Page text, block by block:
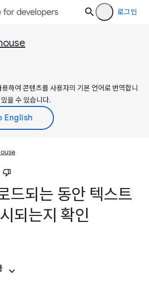
로그인
하여 콘텐츠를 사용자의 기본 언어로 번역합니
을 수 있습니다.
드되는 동안 텍스트
되는지 확인